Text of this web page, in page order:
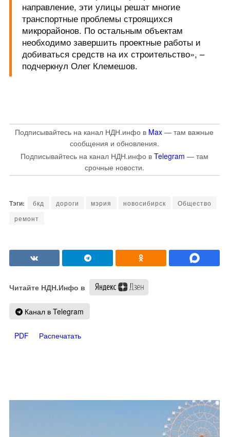
направление, эти улицы решат многие
транспортные проблемы строящихся
микрорайонов. По остальным объектам
необходимо завершить проектные работы и
добиваться средств на их строительство», –
подчеркнул Олег Клемешов.
Подписывайтесь на канал НДН.инфо в Max — там важные
сообщения и обновления.
Подписывайтесь на канал НДН.инфо в Telegram — там
срочные новости.
бкд дороги мэрия новосибирск
Общество
ремонт
Читайте НДН.Инфо в
Канал в Telegram
PDF Распечатать